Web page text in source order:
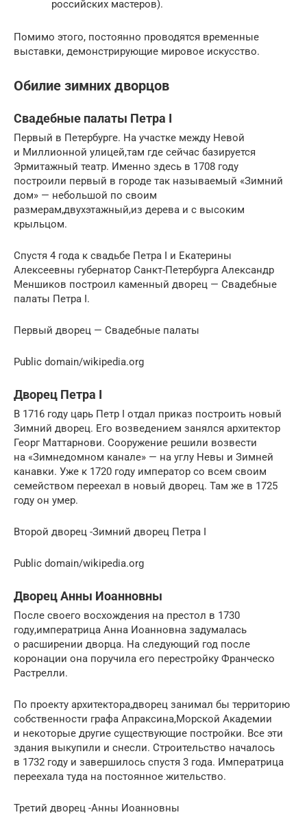
российских мастеров).
Помимо этого, постоянно проводятся временные
выставки, демонстрирующие мировое искусство.
Обилие зимних дворцов
Свадебные палаты Петра I
Первый в Петербурге. На участке между Невой
и Миллионной улицей,там где сейчас базируется
Эрмитажный театр. Именно здесь в 1708 году
построили первый в городе так называемый «Зимний
дом» — небольшой по своим
размерам,двухэтажный,из дерева и с высоким
крыльцом.
Спустя 4 года к свадьбе Петра I и Екатерины
Алексеевны губернатор Санкт-Петербурга Александр
Меншиков построил каменный дворец — Свадебные
палаты Петра I.
Первый дворец — Свадебные палаты
Public domain/wikipedia.org
Дворец Петра I
В 1716 году царь Петр I отдал приказ построить новый
Зимний дворец. Его возведением занялся архитектор
Георг Маттарнови. Сооружение решили возвести
на «Зимнедомном канале» — на углу Невы и Зимней
канавки. Уже к 1720 году император со всем своим
семейством переехал в новый дворец. Там же в 1725
году он умер.
Второй дворец -Зимний дворец Петра I
Public domain/wikipedia.org
Дворец Анны Иоанновны
После своего восхождения на престол в 1730
году,императрица Анна Иоанновна задумалась
о расширении дворца. На следующий год после
коронации она поручила его перестройку Франческо
Растрелли.
По проекту архитектора,дворец занимал бы территорию
собственности графа Апраксина,Морской Академии
и некоторые другие существующие постройки. Все эти
здания выкупили и снесли. Строительство началось
в 1732 году и завершилось спустя 3 года. Императрица
переехала туда на постоянное жительство.
Третий дворец -Анны Иоанновны